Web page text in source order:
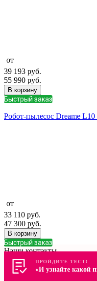
от
39 193 руб.
55 990 руб.
В корзину
Быстрый заказ
Робот-пылесос Dreame
от
33 110 руб.
47 300 руб.
В корзину
Быстрый заказ
Наши контакты
+7 (812) 507-83-23
Отдел продаж
ПРОЙДИТЕ ТЕСТ!
«И узнайте какой
ПРОЙДИТЕ ТЕСТ!
«И узнайте какой